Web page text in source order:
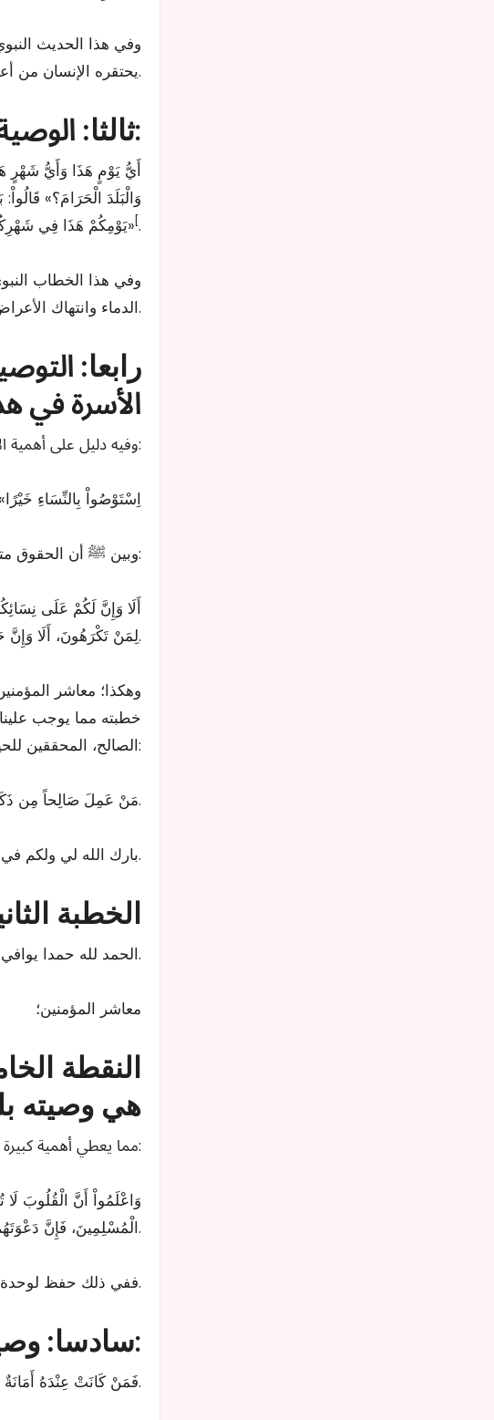
وفي هذا الحديث
يحتقره الإنسان من أعماله المخالفة للشرع، وهو ما يرضى به الشيطان في زيغه ونفثه.
ثالثا:الوصية بحرمة الدماء والأعراض والأموال، حيث قال ﷺ:
وَالْبَلَدَ الْحَرَامَ؟»
يَوْمِكُمْ هَذَا فِي شَهْرِكُمْ هَذَا فِي بَلَدِكُمْ هَذَا، أَلَا كُلُّ شَيْءٍ مِنْ أَمْرِ الْجَاهِلِيَّةِ تَحْتَ قَدَمَيَّ مَوْضُوعٌ، وَدِمَاءُ الْجَاهِلِيَّةِ مَوْضُوعَةٌ»[.
وفي هذا الخطاب
الدماء وانتهاك الأعراض وأكل أموال الناس بالباطل.
رابعا:
الأسرة في
وفيه دليل على أهمية الأسرة ودورها في بناء وسلامة المجتمعات، فقال ﷺ:
«اِسْتَوْصُواْ بِالنِّسَاءِ خَيْرًا»
وبين ﷺ أن الحقوق متبادلة بين الزوجين فقال:
لِمَنْ تَكْرَهُونَ، أَلَا.
وهكذا؛ معاشر
خطبته مما يوجب علينا
الصالح، المحققين للحياة الطيبة للناس، كما قال الحق سبحانه:
﴿مَنْ عَمِلَ صَالِحاً مِن.
بارك الله لي ولكم في القرآن والسنة، وآخر دعوانا أن الحمد لله رب العالمين.
الخطبة
الحمد لله حمدا يوافي نعمه ويكافئ مزيده، والصلاة والسلام على من لا نبي بعده، وعلى آله وصحبه ومن اتبع هداه.
معاشر المؤمنين؛
النقطة
هي وصيته
مما يعطي أهمية كبيرة لهذه الفريضة، فريضة لزوم الجماعة والسمع والطاعة لولي أمر المسلمين، إذ قال ﷺ:
الْمُسْلِمِينَ، فَإِنَّ.
ففي ذلك حفظ لوحدة الأمة، وصيانة لها من الفرقة والاختلاف.
سادسا:وصيته ﷺ بأداء الأمانة وترك الربا، حيث قال:
«فَمَنْ كَانَتْ عِنْدَهُ.